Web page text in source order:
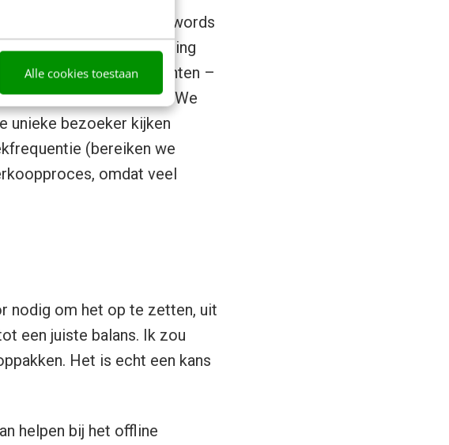
Alle cookies toestaan
de non-branded keywords
advertentiebenadering
producten van mijn klanten –
van de concurrentie. We
unieke bezoeker kijken
(bereiken we
omdat veel
nodig om het op te zetten, uit
een juiste balans. Ik zou
Het is echt een kans
helpen bij het offline